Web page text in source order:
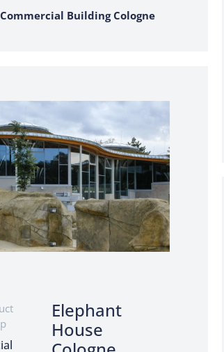
Commercial Building Cologne
Elephant
House